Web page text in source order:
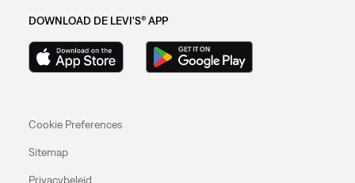
DOWNLOAD DE LEVI'S® APP
Cookie Preferences
Sitemap
Privacybeleid